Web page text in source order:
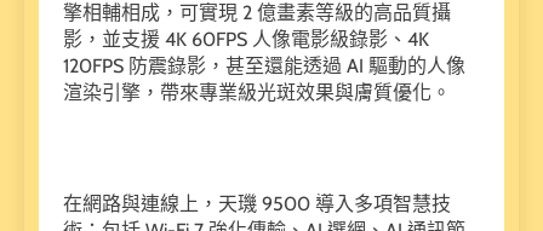
擎相輔相成，可實現 2 億畫素等級的高品質攝
影，並支援 4K 60FPS 人像電影級錄影、4K
120FPS 防震錄影，甚至還能透過 AI 驅動的人像
渲染引擎，帶來專業級光斑效果與膚質優化。
在網路與連線上，天璣 9500 導入多項智慧技